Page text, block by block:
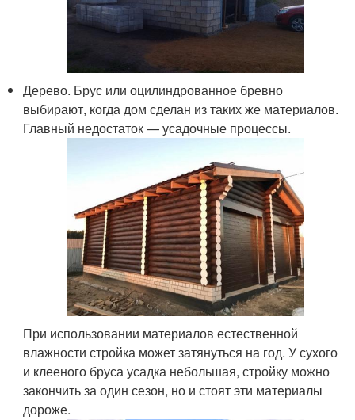
Дерево. Брус или оцилиндрованное бревно
выбирают, когда дом сделан из таких же материалов.
Главный недостаток — усадочные процессы.
При использовании материалов естественной
влажности стройка может затянуться на год. У сухого
и клееного бруса усадка небольшая, стройку можно
закончить за один сезон, но и стоят эти материалы
дороже.